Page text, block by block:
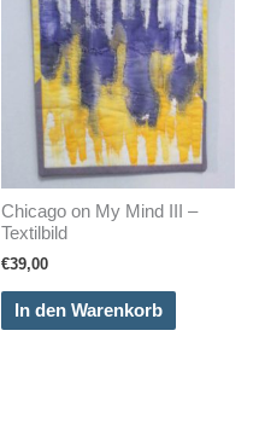
Chicago on My Mind III –
Textilbild
€39,00
In den Warenkorb